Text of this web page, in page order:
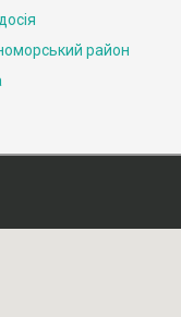
район